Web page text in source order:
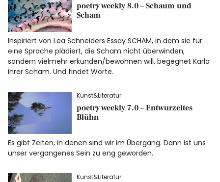
Info
poetry weekly 8.0 – Schaum und
Scham
Inspiriert von Lea Schneiders Essay SCHAM, in dem sie für
eine Sprache plädiert, die Scham nicht überwinden,
sondern vielmehr erkunden/bewohnen will, begegnet Karla
ihrer Scham. Und findet Worte.
Kunst&Literatur
poetry weekly 7.0 – Entwurzeltes
Blühn
Es gibt Zeiten, in denen sind wir im Übergang. Dann ist uns
unser vergangenes Sein zu eng geworden.
Kunst&Literatur